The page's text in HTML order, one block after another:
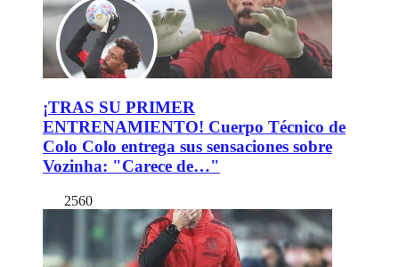
¡TRAS SU PRIMER
ENTRENAMIENTO! Cuerpo Técnico de
Colo Colo entrega sus sensaciones sobre
Vozinha: "Carece de…"
2560